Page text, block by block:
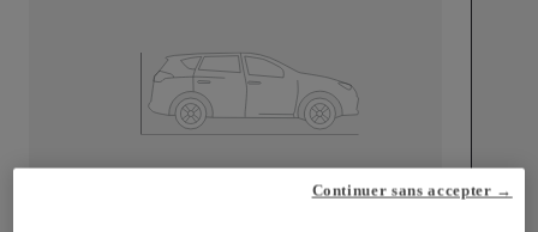
Continuer sans accepter →